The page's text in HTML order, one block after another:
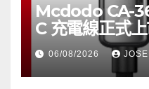
Mcdodo CA-
C 充電線正式
06/08/2026